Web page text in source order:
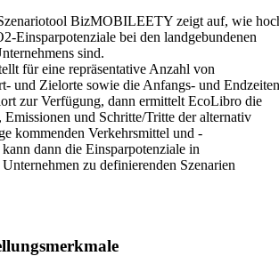
BizMOBILEETY zeigt auf, wie
Einsparpotenziale bei den landgebundenen
sind.
für eine repräsentative Anzahl von
und Zielorte sowie die Anfangs- und Endzeiten
zur Verfügung, dann ermittelt EcoLibro die
Emissionen und Schritte/Tritte der alternativ
kommenden Verkehrsmittel und -
dann die Einsparpotenziale in
zu definierenden Szenarien